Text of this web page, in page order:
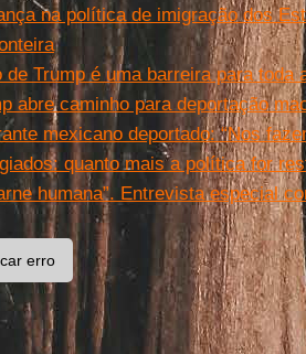
na política de imigração dos
de Trump é uma barreira para
abre caminho para deportação
mexicano deportado: “Nos
quanto mais a política for
humana”. Entrevista especial
erro